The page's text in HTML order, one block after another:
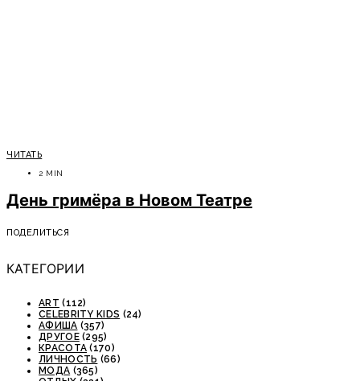
ЧИТАТЬ
2 MIN
День гримёра в Новом Театре
ПОДЕЛИТЬСЯ
КАТЕГОРИИ
ART (112)
CELEBRITY KIDS (24)
АФИША (357)
ДРУГОЕ(295)
КРАСОТА (170)
ЛИЧНОСТЬ (66)
МОДА (365)